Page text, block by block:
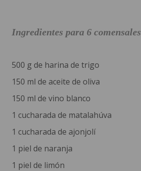
Ingredientes para 6 comensales
500 g de harina de trigo
150 ml de aceite de oliva
150 ml de vino blanco
1 cucharada de matalahúva
1 cucharada de ajonjolí
1 piel de naranja
1 piel de limón